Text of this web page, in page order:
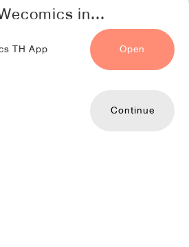
in...
TH App Open
Continue